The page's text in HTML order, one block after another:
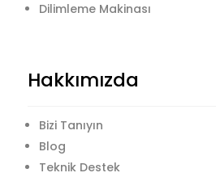
Dilimleme Makinası
Hakkımızda
Bizi Tanıyın
Blog
Teknik Destek